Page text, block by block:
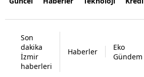
Son
dakika
İzmir
haberleri
Haberler
Eko
Gündem